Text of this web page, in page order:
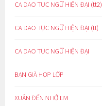
CA DAO TỤC NGỮ HIỆN ĐẠI (tt2)
CA DAO TỤC NGỮ HIỆN ĐẠI (tt)
CA DAO TỤC NGỮ HIỆN ĐẠI
BẠN GIÀ HỌP LỚP
XUÂN ĐẾN NHỚ EM